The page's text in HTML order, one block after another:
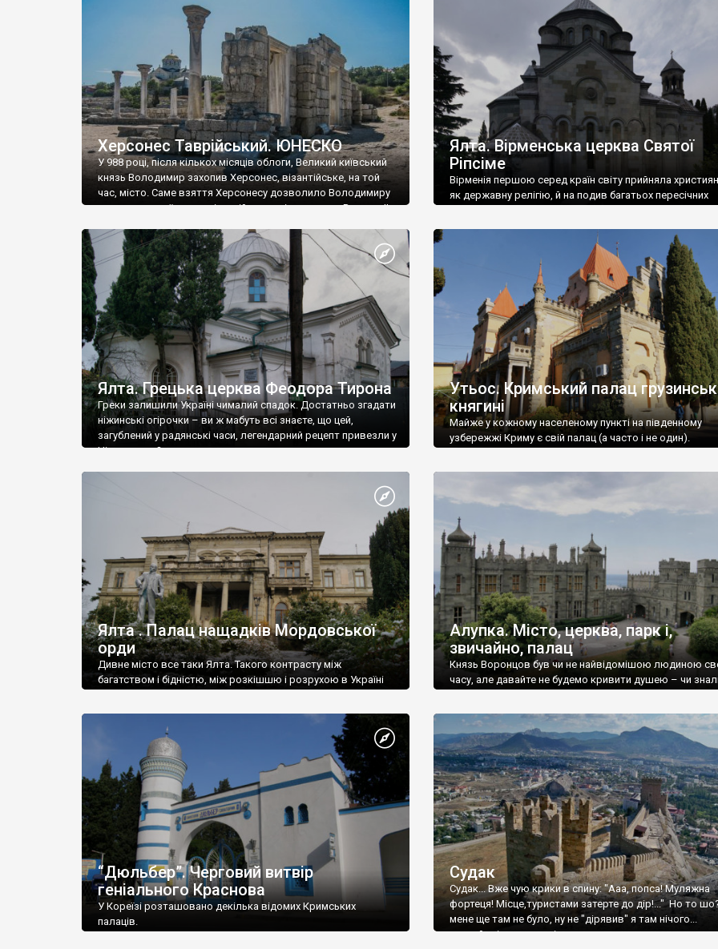
візантійської доби. Раритети викрадені з фондів об’єкту
культурної спадщини ЮНЕСКО «Херсонеса Таврійського».
Офіційно – на виставку «Золото Візантії», але експерти та
влада в Україні вважають це лише […]
називаються «повстяками» (postaki)…” “Вино. Крим
виробляє відмінне вино і його вдосталь: воно все
легке біле і дуже […]
Херсонес Таврійський. ЮНЕСКО
У 988 році, після кількох місяців облоги, Великий київський
князь Володимир захопив Херсонес, візантійське, на той
час, місто. Саме взяття Херсонесу дозволило Володимиру
диктувати свої умови візантійському імператору Василю ІІ,
Херсонесі Володимир-язичник, став Василем-
християнином. А потім було Хрещення Русі. На честь
Херсонесу Таврійського названо місто […]
Ялта. Вірменська церква Святої
Ріпсіме
Вірменія першою серед країн світу прийняла
як державну релігію, й на подив багатьох пересічних
Ялта. Грецька церква Феодора Тирона
Греки залишили Україні чималий спадок. Достатньо згадати
ніжинські огірочки – ви ж мабуть всі знаєте, що цей,
загублений у радянські часи, легендарний рецепт привезли у
Ніжин греки?
Утьос. Кримський палац
княгині
Майже у кожному населеному пункті на південному
узбережжі Криму є свій палац (а часто і не один).
Ялта . Палац нащадків Мордовської
орди
Дивне місто все таки Ялта. Такого контрасту між
багатством і бідністю, між розкішшю і розрухою в Україні
Алупка. Місто, церква, парк і,
звичайно, палац
Князь Воронцов був чи не найвідомішою людиною
часу, але давайте не будемо кривити душею – чи
“Дюльбер”. Черговий витвір
геніального Краснова
У Кореїзі розташовано декілька відомих Кримських
палаців.
Судак
Судак... Вже чую крики в спину: "Ааа, попса! Муляжна
фортеця! Місце,туристами затерте до дір!..." Но то
мене ще там не було, ну не "дірявив" я там нічого...
принаймні до цього літа.